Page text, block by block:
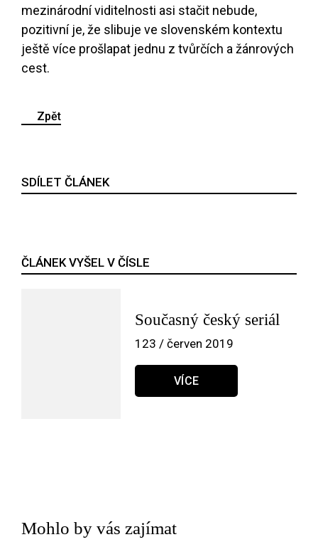
mezinárodní viditelnosti asi stačit nebude,
pozitivní je, že slibuje ve slovenském kontextu
ještě více prošlapat jednu z tvůrčích a žánrových
cest.
Zpět
SDÍLET ČLÁNEK
ČLÁNEK VYŠEL V ČÍSLE
Současný český seriál
123 / červen 2019
VÍCE
Mohlo by vás zajímat